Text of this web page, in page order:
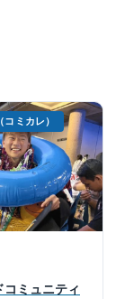
ミカレ）
コミュニティ